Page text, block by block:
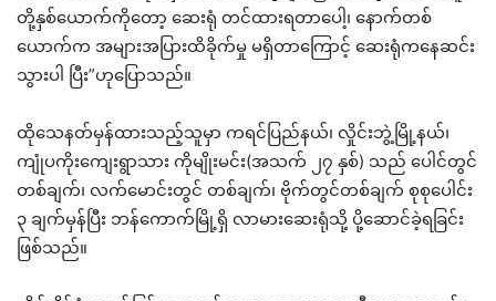
တို့နှစ်ယောက်ကိုတော့ ဆေးရုံ တင်ထားရတာပေါ့၊ နောက်တစ်
ယောက်က အများအပြားထိခိုက်မှု မရှိတာကြောင့် ဆေးရုံကနေဆင်း
သွားပါ ပြီး”ဟုပြောသည်။
ထိုသေနတ်မှန်ထားသည့်သူမှာ ကရင်ပြည်နယ်၊ လှိုင်းဘွဲ့မြို့နယ်၊
ကျုံပကိုးကျေးရွာသား ကိုမျိုးမင်း(အသက် ၂၇ နှစ်) သည် ပေါင်တွင်
တစ်ချက်၊ လက်မောင်းတွင် တစ်ချက်၊ ဗိုက်တွင်တစ်ချက် စုစုပေါင်း
၃ ချက်မှန်ပြီး ဘန်ကောက်မြို့ရှိ လာမားဆေးရုံသို့ ပို့ဆောင်ခဲ့ရခြင်း
ဖြစ်သည်။